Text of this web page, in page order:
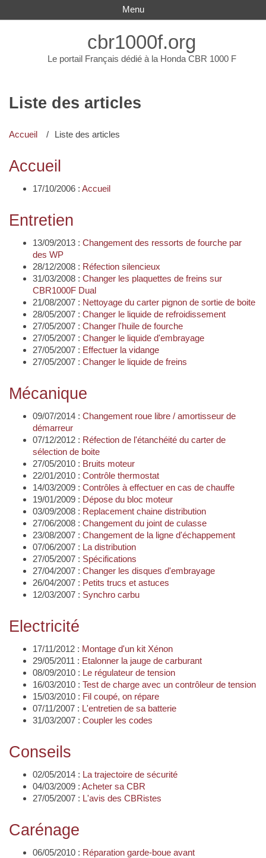
cbr1000f.org
Le portail Français dédié à la Honda CBR 1000 F
Menu
Liste des articles
Accueil Liste des articles
Accueil
17/10/2006 : Accueil
Entretien
13/09/2013 : Changement des ressorts de fourche par
des WP
28/12/2008 : Réfection silencieux
31/03/2008 : Changer les plaquettes de freins sur
CBR1000F Dual
21/08/2007 : Nettoyage du carter pignon de sortie de boite
28/05/2007 : Changer le liquide de refroidissement
27/05/2007 : Changer l'huile de fourche
27/05/2007 : Changer le liquide d'embrayage
27/05/2007 : Effectuer la vidange
27/05/2007 : Changer le liquide de freins
Mécanique
09/07/2014 : Changement roue libre / amortisseur de
démarreur
07/12/2012 : Réfection de l'étanchéité du carter de
sélection de boite
27/05/2010 : Bruits moteur
22/01/2010 : Contrôle thermostat
14/03/2009 : Contrôles à effectuer en cas de chauffe
19/01/2009 : Dépose du bloc moteur
03/09/2008 : Replacement chaine distribution
27/06/2008 : Changement du joint de culasse
23/08/2007 : Changement de la ligne d'échappement
07/06/2007 : La distribution
27/05/2007 : Spécifications
27/04/2007 : Changer les disques d'embrayage
26/04/2007 : Petits trucs et astuces
12/03/2007 : Synchro carbu
Electricité
17/11/2012 : Montage d'un kit Xénon
29/05/2011 : Etalonner la jauge de carburant
08/09/2010 : Le régulateur de tension
16/03/2010 : Test de charge avec un contrôleur de tension
15/03/2010 : Fil coupé, on répare
07/11/2007 : L'entretien de sa batterie
31/03/2007 : Coupler les codes
Conseils
02/05/2014 : La trajectoire de sécurité
04/03/2009 : Acheter sa CBR
27/05/2007 : L'avis des CBRistes
Carénage
06/05/2010 : Réparation garde-boue avant